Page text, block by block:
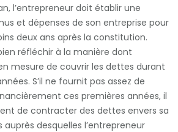
l’entrepreneur doit établir une
et dépenses de son entreprise pour
deux ans après la constitution.
réfléchir à la manière dont
mesure de couvrir les dettes durant
S’il ne fournit pas assez de
ces premières années, il
de contracter des dettes envers sa
auprès desquelles l’entrepreneur